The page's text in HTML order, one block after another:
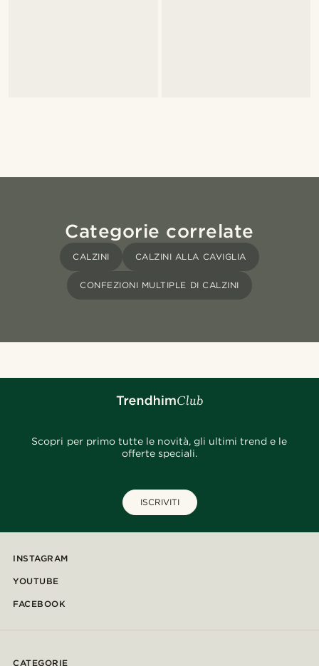
Categorie correlate
CALZINI CALZINI ALLA CAVIGLIA
CONFEZIONI MULTIPLE DI CALZINI
Scopri per primo tutte le novità, gli ultimi trend e le
offerte speciali.
ISCRIVITI
INSTAGRAM
YOUTUBE
FACEBOOK
CATEGORIE